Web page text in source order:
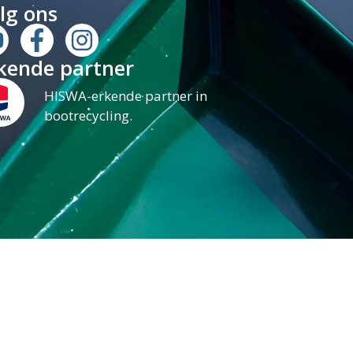
ons
partner
HISWA-erkende partner in
bootrecycling.